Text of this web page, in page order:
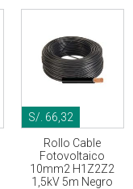
S/. 66,32
Rollo Cable
Fotovoltaico
10mm2 H1Z2Z2
1,5kV 5m Negro